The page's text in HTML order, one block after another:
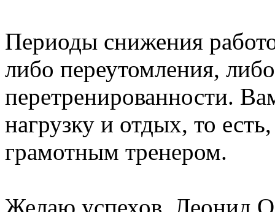
Периоды снижения
либо переутомления,
перетренированности.
нагрузку и отдых, то
грамотным тренером.
Желаю успехов. Леонид